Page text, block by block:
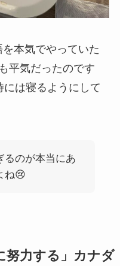
本気でやっていた
平気だったのです
は寝るようにして
るのが本当にあ
ね😢
努力する」カナダ